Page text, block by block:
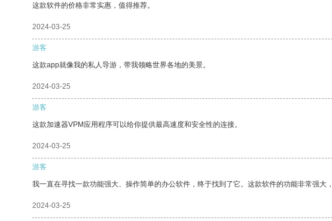
这款软件的价格非常实惠，值得推荐。
2024-03-25
游客
这款app就像我的私人导游，带我领略世界各地的美景。
2024-03-25
游客
这款加速器VPM应用程序可以给你提供最高速度和安全性的连接。
2024-03-25
游客
我一直在寻找一款功能强大、操作简单的办公软件，终于找到了它。这款软件的功能非常强大
2024-03-25